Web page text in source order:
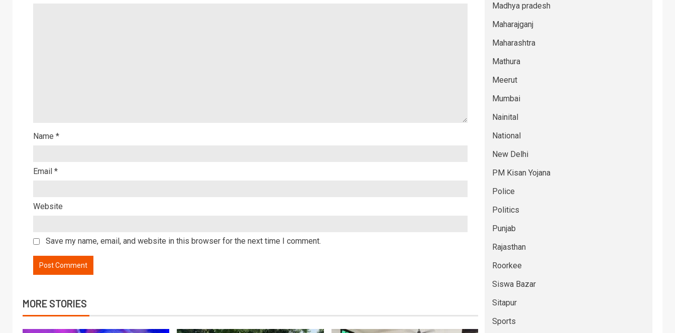
Name *
Email *
Website
Save my name, email, and website in this browser for the next time I comment.
MORE STORIES
Madhya pradesh
Maharajganj
Maharashtra
Mathura
Meerut
Mumbai
Nainital
National
New Delhi
PM Kisan Yojana
Police
Politics
Punjab
Rajasthan
Roorkee
Siswa Bazar
Sitapur
Sports